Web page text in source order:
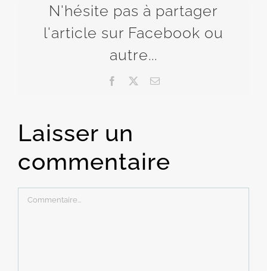
N'hésite pas à partager
l'article sur Facebook ou
autre...
Facebook Email
Laisser un
commentaire
Commentaire